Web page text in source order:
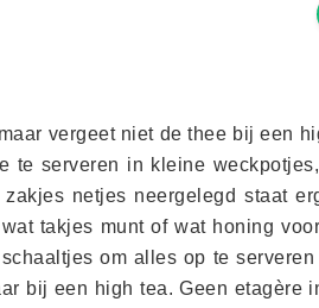
vergeet niet de thee bij een
te serveren in kleine
netjes neergelegd staat
takjes munt of wat honing
om alles op te
bij een high tea. Geen etagère